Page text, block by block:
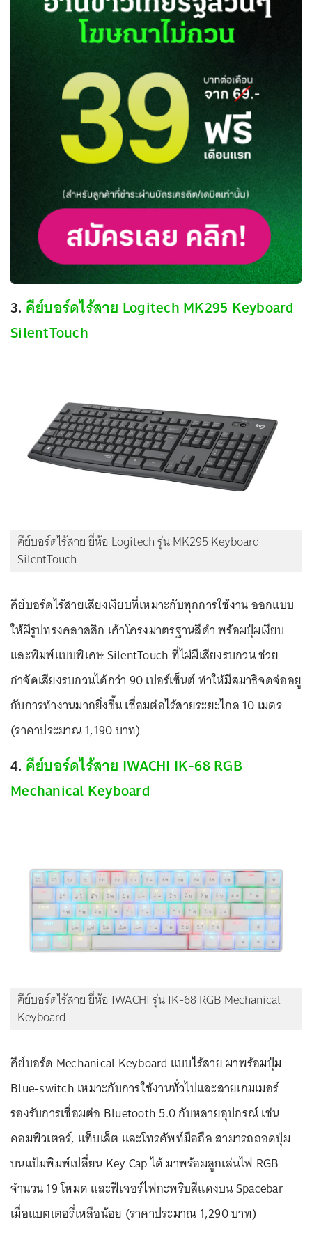
3. คีย์บอร์ดไร้สาย Logitech MK295 Keyboard
SilentTouch
คีย์บอร์ดไร้สาย ยี่ห้อ Logitech รุ่น MK295 Keyboard
SilentTouch
คีย์บอร์ดไร้สายเสียงเงียบที่เหมาะกับทุกการใช้งาน ออกแบบ
ให้มีรูปทรงคลาสสิก เค้าโครงมาตรฐานสีดำ พร้อมปุ่มเงียบ
และพิมพ์แบบพิเศษ SilentTouch ที่ไม่มีเสียงรบกวน ช่วย
กำจัดเสียงรบกวนได้กว่า 90 เปอร์เซ็นต์ ทำให้มีสมาธิจดจ่ออยู
กับการทำงานมากยิ่งขึ้น เชื่อมต่อไร้สายระยะไกล 10 เมตร
(ราคาประมาณ 1,190 บาท)
4. คีย์บอร์ดไร้สาย IWACHI IK-68 RGB
Mechanical Keyboard
คีย์บอร์ดไร้สาย ยี่ห้อ IWACHI รุ่น IK-68 RGB Mechanical
Keyboard
คีย์บอร์ด Mechanical Keyboard แบบไร้สาย มาพร้อมปุ่ม
Blue-switch เหมาะกับการใช้งานทั่วไปและสายเกมเมอร์
รองรับการเชื่อมต่อ Bluetooth 5.0 กับหลายอุปกรณ์ เช่น
คอมพิวเตอร์, แท็บเล็ต และโทรศัพท์มือถือ สามารถถอดปุ่ม
บนแป้มพิมพ์เปลี่ยน Key Cap ได้ มาพร้อมลูกเล่นไฟ RGB
จำนวน 19 โหมด และฟีเจอร์ไฟกะพริบสีแดงบน Spacebar
เมื่อแบตเตอรี่เหลือน้อย (ราคาประมาณ 1,290 บาท)